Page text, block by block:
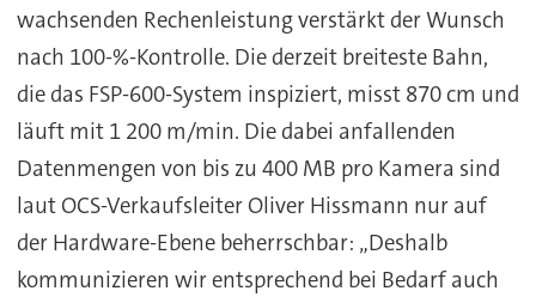
wachsenden Rechenleistung verstärkt der Wunsch
nach 100-%-Kontrolle. Die derzeit breiteste Bahn,
die das FSP-600-System inspiziert, misst 870 cm und
läuft mit 1 200 m/min. Die dabei anfallenden
Datenmengen von bis zu 400 MB pro Kamera sind
laut OCS-Verkaufsleiter Oliver Hissmann nur auf
der Hardware-Ebene beherrschbar: „Deshalb
kommunizieren wir entsprechend bei Bedarf auch